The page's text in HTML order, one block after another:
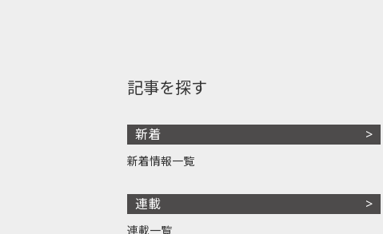
記事を探す
新着
新着情報一覧
連載
連載一覧